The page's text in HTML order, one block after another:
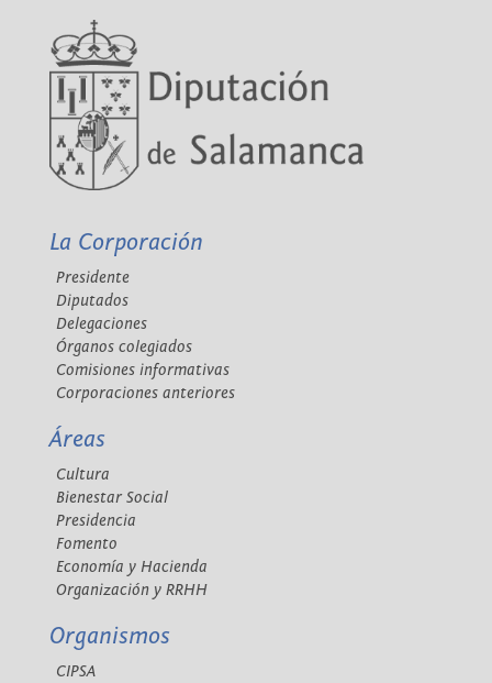
La Corporación
Presidente
Diputados
Delegaciones
Órganos colegiados
Comisiones informativas
Corporaciones anteriores
Áreas
Cultura
Bienestar Social
Presidencia
Fomento
Economía y Hacienda
Organización y RRHH
Organismos
CIPSA